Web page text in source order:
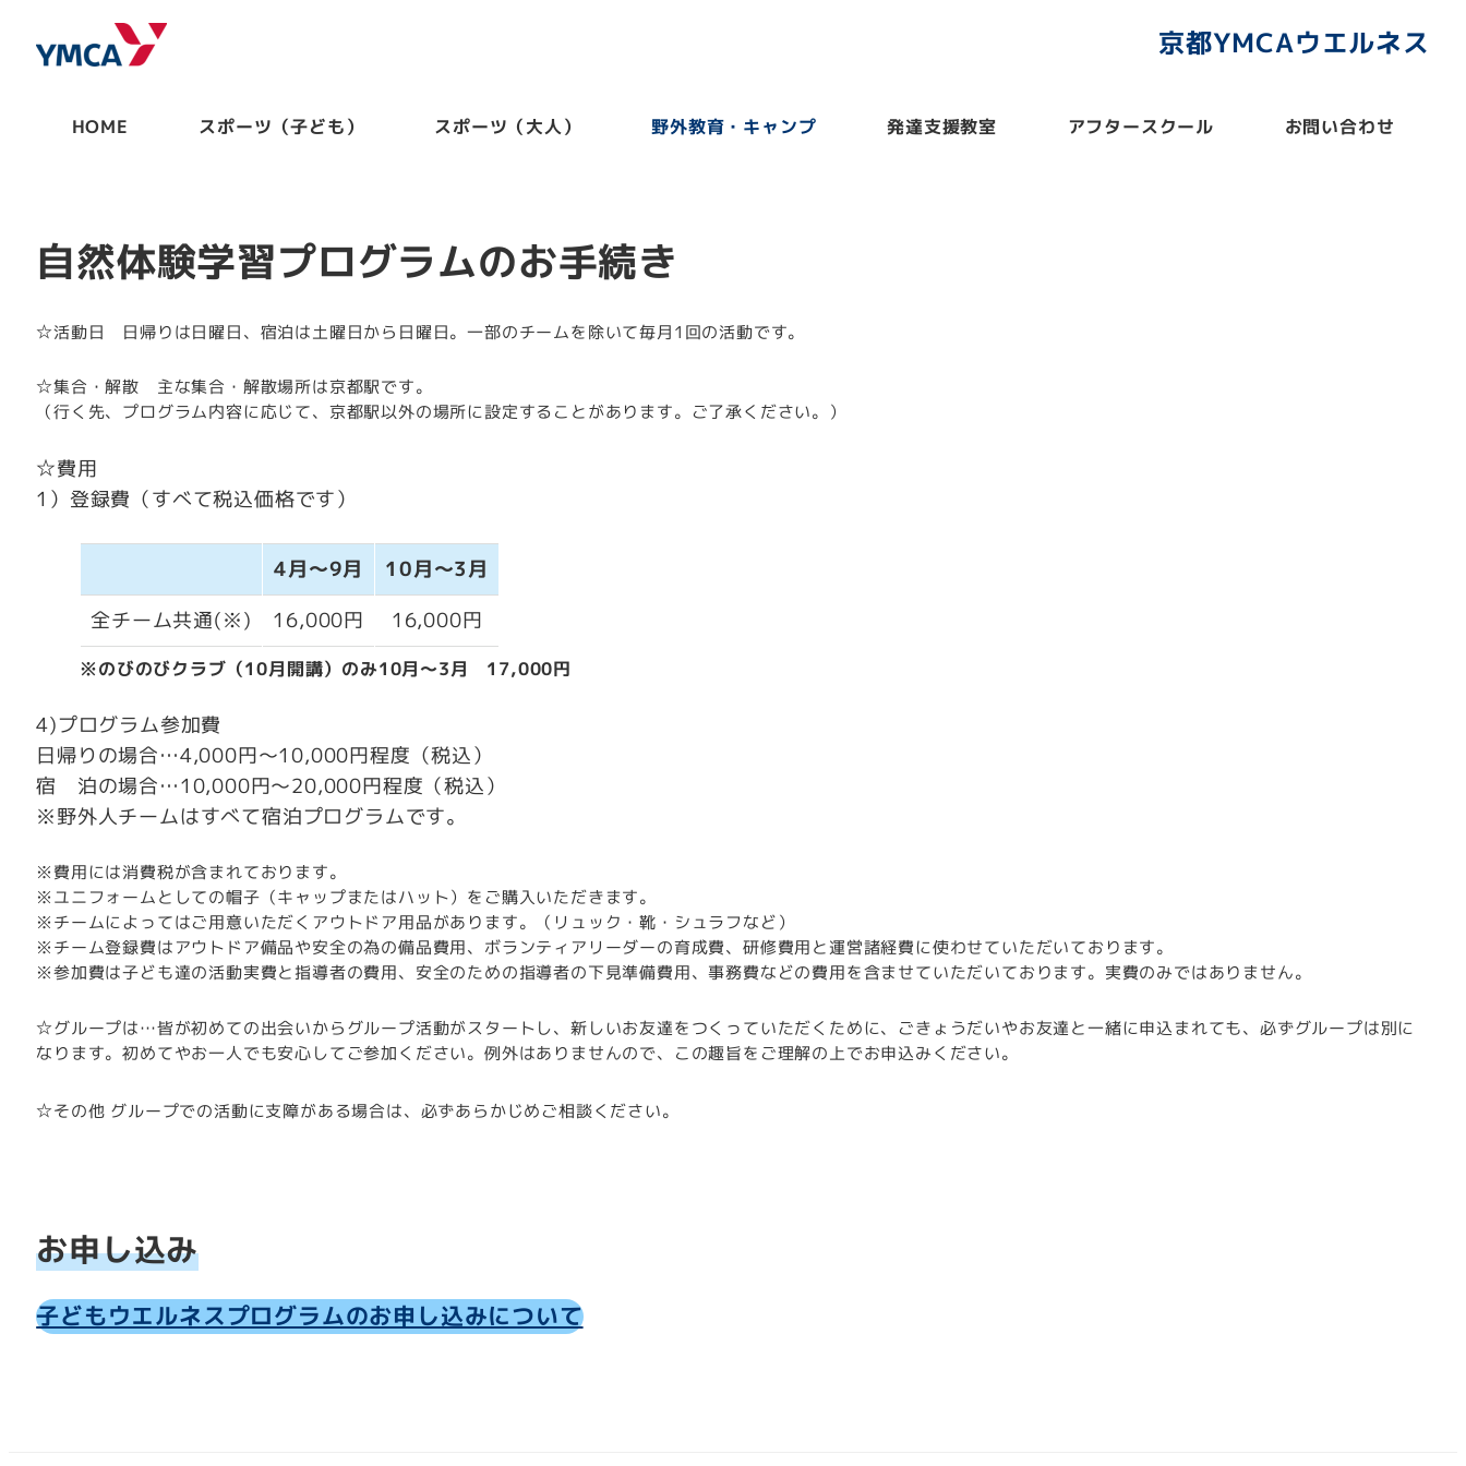
京都YMCAウエルネス
HOME スポーツ（子ども） スポーツ（大人） 野外教育・キャンプ 発達支援教室 アフタースクール お問い合わせ
自然体験学習プログラムのお手続き
☆活動日 日帰りは日曜日、宿泊は土曜日から日曜日。一部のチームを除いて毎月1回の活動です。
☆集合・解散 主な集合・解散場所は京都駅です。
（行く先、プログラム内容に応じて、京都駅以外の場所に設定することがあります。ご了承ください。）
☆費用
1）登録費（すべて税込価格です）
4月～9月
10月～3月
全チーム共通(※)
16,000円 16,000円
※のびのびクラブ（10月開講）のみ10月～3月 17,000円
4)プログラム参加費
日帰りの場合…4,000円～10,000円程度（税込）
宿 泊の場合…10,000円～20,000円程度（税込）
※野外人チームはすべて宿泊プログラムです。
※費用には消費税が含まれております。
※ユニフォームとしての帽子（キャップまたはハット）をご購入いただきます。
※チームによってはご用意いただくアウトドア用品があります。（リュック・靴・シュラフなど）
※チーム登録費はアウトドア備品や安全の為の備品費用、ボランティアリーダーの育成費、研修費用と運営諸経費に使わせていただいております。
※参加費は子ども達の活動実費と指導者の費用、安全のための指導者の下見準備費用、事務費などの費用を含ませていただいております。実費のみではありません。
☆グループは…皆が初めての出会いからグループ活動がスタートし、新しいお友達をつくっていただくために、ごきょうだいやお友達と一緒に申込まれても、必ずグループは別に
なります。初めてやお一人でも安心してご参加ください。例外はありませんので、この趣旨をご理解の上でお申込みください。
☆その他 グループでの活動に支障がある場合は、必ずあらかじめご相談ください。
お申し込み
子どもウエルネスプログラムのお申し込みについて